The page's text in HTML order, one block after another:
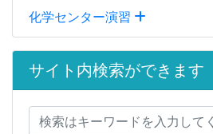
化学センター演習
サイト内検索ができます